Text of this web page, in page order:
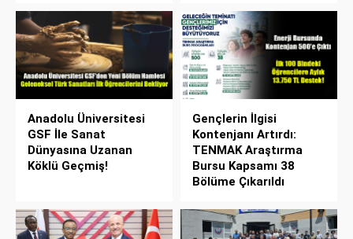
Anadolu Üniversitesi
GSF İle Sanat
Dünyasına Uzanan
Köklü Geçmiş!
Gençlerin İlgisi
Kontenjanı Artırdı:
TENMAK Araştırma
Bursu Kapsamı 38
Bölüme Çıkarıldı